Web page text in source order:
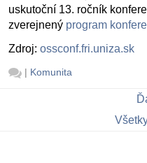
uskutoční 13. ročník
zverejnený program
Zdroj: ossconf.fri.uniza.sk
| Komunita